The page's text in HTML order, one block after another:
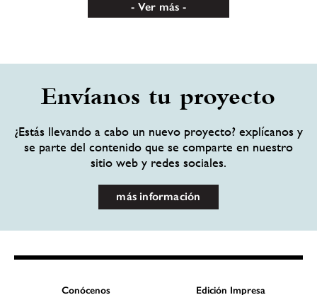
Ver más
Envíanos tu proyecto
¿Estás llevando a cabo un nuevo proyecto? explícanos y
se parte del contenido que se comparte en nuestro
sitio web y redes sociales.
más información
Conócenos Edición Impresa